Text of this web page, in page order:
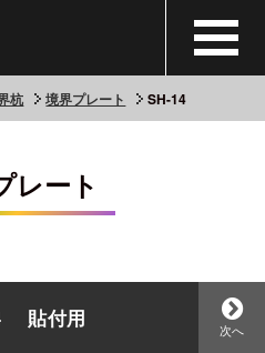
杭 境界プレート SH-14
レート
貼付用 次へ